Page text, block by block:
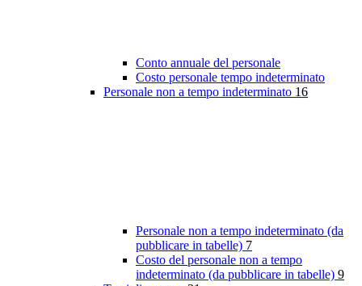
Conto annuale del personale
Costo personale tempo indeterminato
Personale non a tempo indeterminato 16
Personale non a tempo indeterminato (da
pubblicare in tabelle) 7
Costo del personale non a tempo
indeterminato (da pubblicare in tabelle) 9